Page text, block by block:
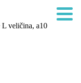
L veličina, a10